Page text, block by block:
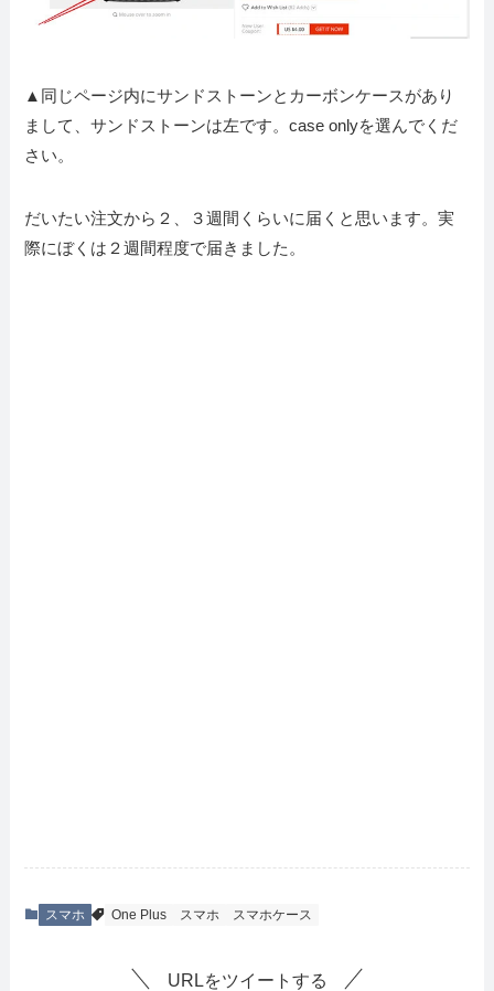
▲同じページ内にサンドストーンとカーボンケースがあり
まして、サンドストーンは左です。case onlyを選んでくだ
さい。
だいたい注文から２、３週間くらいに届くと思います。実
際にぼくは２週間程度で届きました。
スマホ One Plus スマホ スマホケース
URLをツイートする